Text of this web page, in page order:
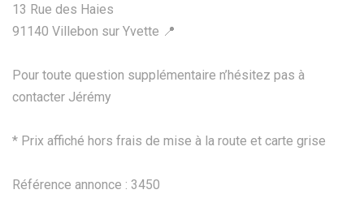
13 Rue des Haies
91140 Villebon sur Yvette 📍
Pour toute question supplémentaire n’hésitez pas à
contacter Jérémy
* Prix affiché hors frais de mise à la route et carte grise
Référence annonce : 3450